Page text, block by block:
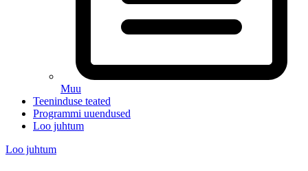
Muu
Teeninduse teated
Programmi uuendused
Loo juhtum
Loo juhtum